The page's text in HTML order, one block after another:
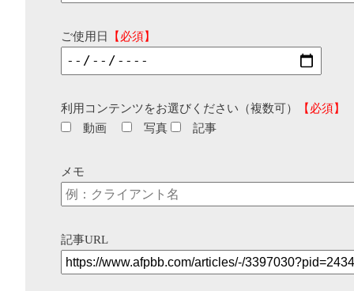
ご使用日 【必須】
利用コンテンツをお選びください（複数可）
【必須】
動画
写真 記事
メモ
記事URL